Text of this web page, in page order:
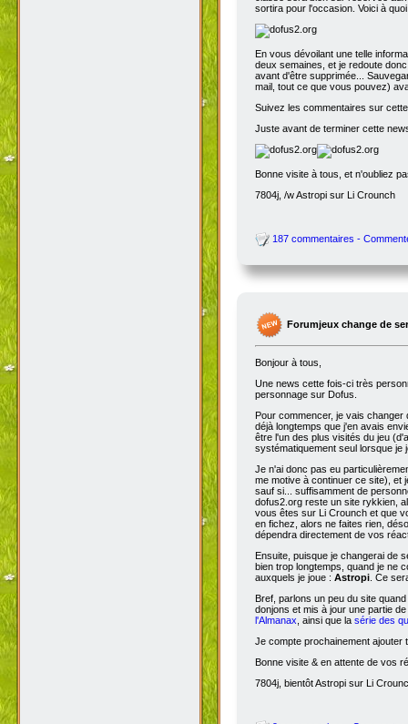
sortira pour l'occasion. Voici à
En vous dévoilant une telle
deux semaines, et je redoute
avant d'être supprimée...
mail, tout ce que vous pouvez)
Suivez les commentaires sur
Juste avant de terminer cette
Bonne visite à tous, et n'oubliez
7804j, /w Astropi sur Li Crounch
187 commentaires -
Forumjeux change de
Bonjour à tous,
Une news cette fois-ci très
personnage sur Dofus.
Pour commencer, je vais
déjà longtemps que j'en avais
être l'un des plus visités du jeu
systématiquement seul lorsque je
Je n'ai donc pas eu
me motive à continuer ce site), et
sauf si... suffisamment de
dofus2.org reste un site rykkien,
vous êtes sur Li Crounch et que
en fichez, alors ne faites rien,
dépendra directement de vos
Ensuite, puisque je changerai de
bien trop longtemps, quand je ne
auxquels je joue : Astropi . Ce
Bref, parlons un peu du site
donjons et mis à jour une partie
l'Almanax , ainsi que la série des
Je compte prochainement ajouter
Bonne visite & en attente de vos
7804j, bientôt Astropi sur Li